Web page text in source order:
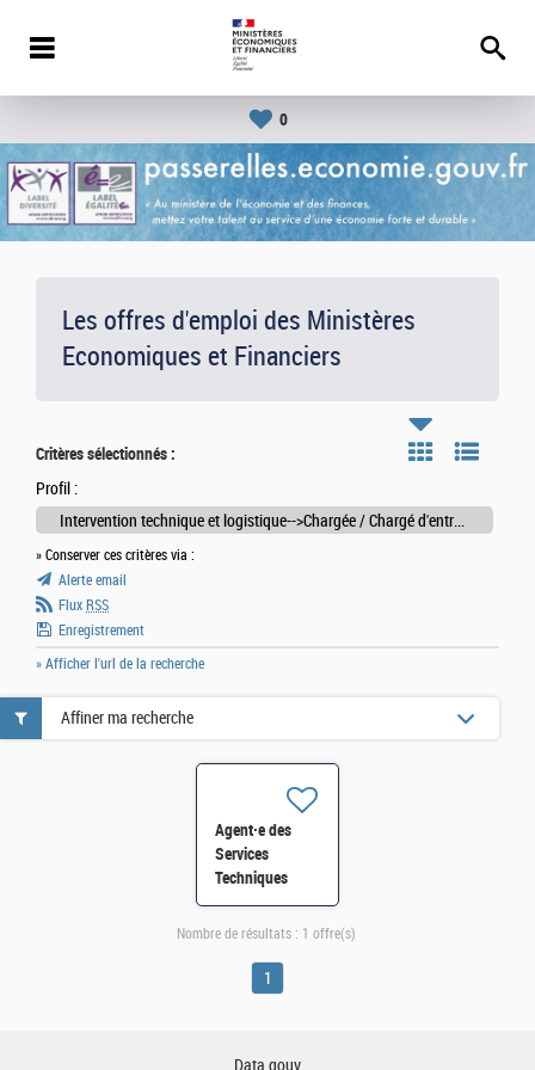
0
Les offres d'emploi des Ministères
Economiques et Financiers
Critères sélectionnés :
Profil :
Intervention technique et logistique-->Chargée / Chargé d'entretien des locaux
» Conserver ces critères via :
Alerte email
Flux RSS
Enregistrement
» Afficher l'url de la recherche
Agent·e des
Services
Techniques
(AST) D44 - ESI
49 H/F
Affiner ma recherche
Nombre de résultats : 1 offre(s)
1